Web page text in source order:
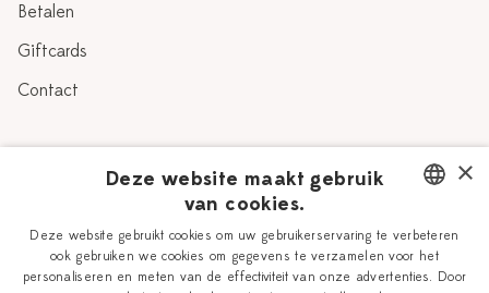
Betalen
Giftcards
Contact
Verhaal
Onze plateelschilders
Delfts Blauw
Workshops
Vacatures
DUTCH
ENGLISH
×
Deze website maakt gebruik
van cookies.
Deze website gebruikt cookies om uw gebruikerservaring te verbeteren
ook gebruiken we cookies om gegevens te verzamelen voor het
personaliseren en meten van de effectiviteit van onze advertenties. Door